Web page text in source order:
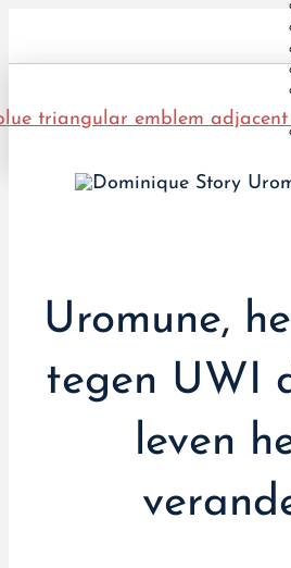
Uromune,
tegen UWI
leven